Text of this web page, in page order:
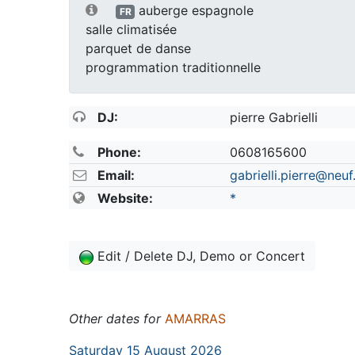
FR
auberge espagnole
salle climatisée
parquet de danse
programmation traditionnelle
DJ: pierre Gabrielli
Phone:
0608165600
Email:
Website:
*
Edit / Delete DJ, Demo or Concert
Other dates for AMARRAS
Saturday 15 August 2026